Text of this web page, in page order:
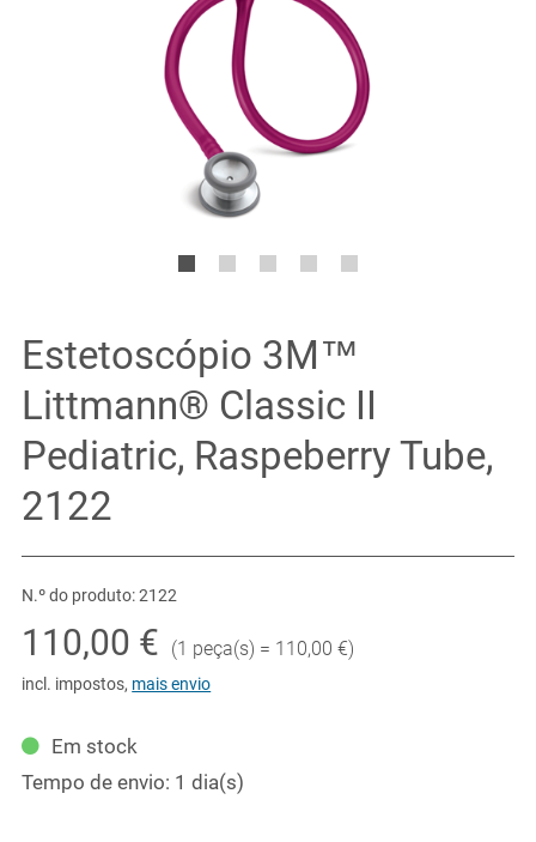
Estetoscópio 3M™
Littmann® Classic II
Pediatric, Raspeberry Tube,
2122
N.º do produto: 2122
110,00 € (1 peça(s) = 110,00 €)
incl. impostos, mais envio
Em stock
Tempo de envio: 1 dia(s)